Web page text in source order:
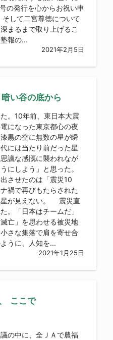
の発行を心からお祝い申
して二宮尊徳について
まるまで取り上げるこ
報の...
2021年2月5日
暗い谷の底から
。10年前、東日本大震
になった東京都心の夜
黒の空に無数の星が瞬
には当たり前だった星
議な感慨に襲われなが
にしよう」と思った。
させたのは「震災10
禍で再びもたらされた
星が見えない。 震災直
。「日本はチームだ」
亡」を思わせる被災地
さな集落で肩を寄せ合
うに、人知を...
2021年1月25日
ここで
の中に、全ＪＡで農福